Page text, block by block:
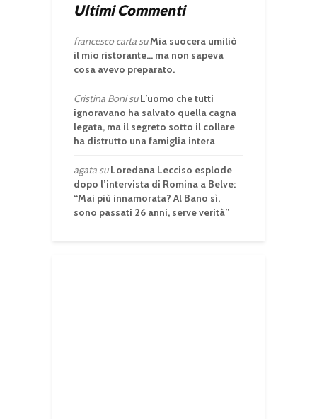
Ultimi Commenti
francesco cartasuMia suocera umiliò
il mio ristorante… ma non sapeva
cosa avevo preparato.
Cristina BonisuL’uomo che tutti
ignoravano ha salvato quella cagna
legata, ma il segreto sotto il collare
ha distrutto una famiglia intera
agatasuLoredana Lecciso esplode
dopo l’intervista di Romina a Belve:
“Mai più innamorata? Al Bano sì,
sono passati 26 anni, serve verità”